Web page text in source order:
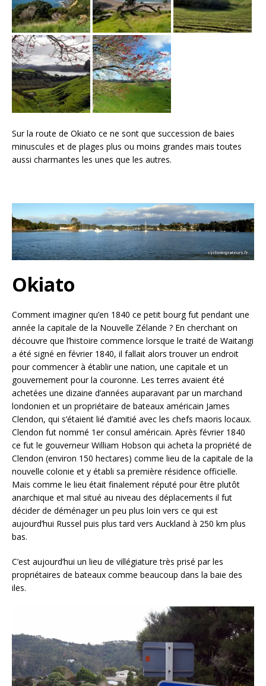
Sur la route de Okiato ce ne sont que succession de baies
minuscules et de plages plus ou moins grandes mais toutes
aussi charmantes les unes que les autres.
Okiato
Comment imaginer qu’en 1840 ce petit bourg fut pendant une
année la capitale de la Nouvelle Zélande ? En cherchant on
découvre que l’histoire commence lorsque le traité de Waitangi
a été signé en février 1840, il fallait alors trouver un endroit
pour commencer à établir une nation, une capitale et un
gouvernement pour la couronne. Les terres avaient été
achetées une dizaine d’années auparavant par un marchand
londonien et un propriétaire de bateaux américain James
Clendon, qui s’étaient lié d’amitié avec les chefs maoris locaux.
Clendon fut nommé 1er consul américain. Après février 1840
ce fut le gouverneur William Hobson qui acheta la propriété de
Clendon (environ 150 hectares) comme lieu de la capitale de la
nouvelle colonie et y établi sa première résidence officielle.
Mais comme le lieu était finalement réputé pour être plutôt
anarchique et mal situé au niveau des déplacements il fut
décider de déménager un peu plus loin vers ce qui est
aujourd’hui Russel puis plus tard vers Auckland à 250 km plus
bas.
C’est aujourd’hui un lieu de villégiature très prisé par les
propriétaires de bateaux comme beaucoup dans la baie des
iles.